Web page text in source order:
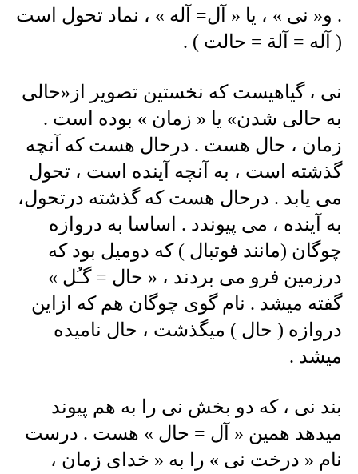
. و« نی » ، یا « آل= آله » ، نماد تحول است
( آله = آلة = حالت ) .
نی ، گیاهیست که نخستین تصویر از«حالی
به حالی شدن» یا « زمان » بوده است .
زمان ، حال هست . درحال هست که آنچه
گذشته است ، به آنچه آینده است ، تحول
می یابد . درحال هست که گذشته درتحول،
به آینده ، می پیوندد . اساسا به دروازه
چوگان (مانند فوتبال ) که دومیل بود که
درزمین فرو می بردند ، « حال = گـُل »
گفته میشد . نام گوی چوگان هم که ازاین
دروازه ( حال ) میگذشت ، حال نامیده
میشد .
بند نی ، که دو بخش نی را به هم پیوند
میدهد همین « آل = حال » هست . درست
نام « درخت نی » را به « خدای زمان ،